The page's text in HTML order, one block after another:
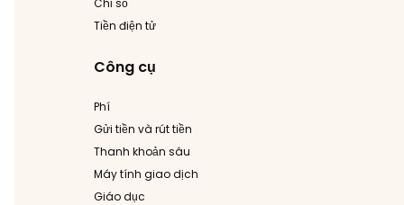
Chỉ số
Tiền điện tử
Công cụ
Phí
Gửi tiền và rút tiền
Thanh khoản sâu
Máy tính giao dịch
Giáo dục